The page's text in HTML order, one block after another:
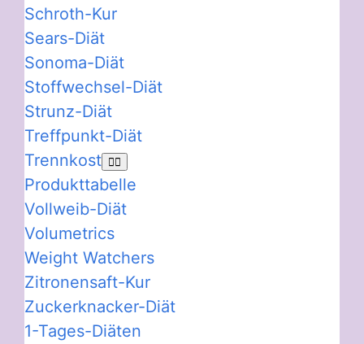
Schroth-Kur
Sears-Diät
Sonoma-Diät
Stoffwechsel-Diät
Strunz-Diät
Treffpunkt-Diät
Trennkost
Produkttabelle
Vollweib-Diät
Volumetrics
Weight Watchers
Zitronensaft-Kur
Zuckerknacker-Diät
1-Tages-Diäten